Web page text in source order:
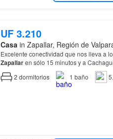
UF 3.210
Casa in Zapallar, Región de
Excelente conectividad que nos lleva a
Zapallaren sólo 15 minutos y a
2 dormitorios 1 baño